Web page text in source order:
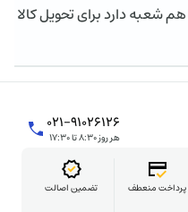
هم شعبه دارد برای تحویل کالا
۰۲۱-۹۱۰۲۶۱۲۶
هر روز ۸:۳۰ تا ۱۷:۳۰
تضمین اصالت پرداخت منعطف